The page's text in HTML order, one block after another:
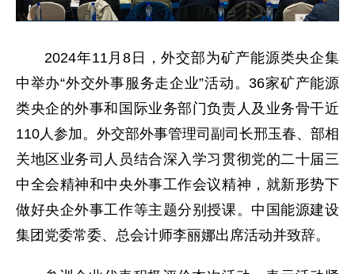
2024年11月8日，外交部为矿产能源类央企集
中举办“外交外事服务走企业”活动。36家矿产能源
类央企的外事和国际业务部门负责人及业务骨干近
110人参加。外交部外事管理司副司长邢玉春、部相
关地区业务司人员结合深入学习贯彻党的二十届三
中全会精神和中央外事工作会议精神，就新形势下
做好央企外事工作等主题分别授课。中国能源建设
集团党委常委、总会计师李丽娜出席活动并致辞。